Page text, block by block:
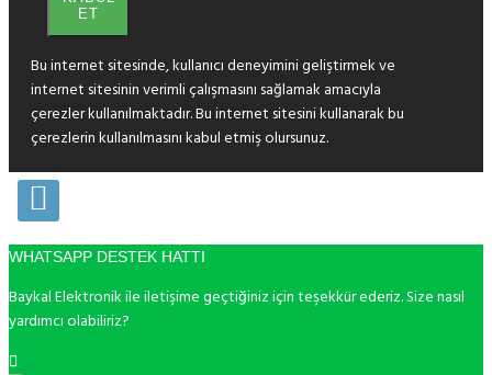
ET
Bu internet sitesinde, kullanıcı deneyimini geliştirmek ve
internet sitesinin verimli çalışmasını sağlamak amacıyla
çerezler kullanılmaktadır. Bu internet sitesini kullanarak bu
çerezlerin kullanılmasını kabul etmiş olursunuz.
WHATSAPP DESTEK HATTI
Baykal Elektronik ile iletişime geçtiğiniz için teşekkür ederiz. Size nasıl
yardımcı olabiliriz?